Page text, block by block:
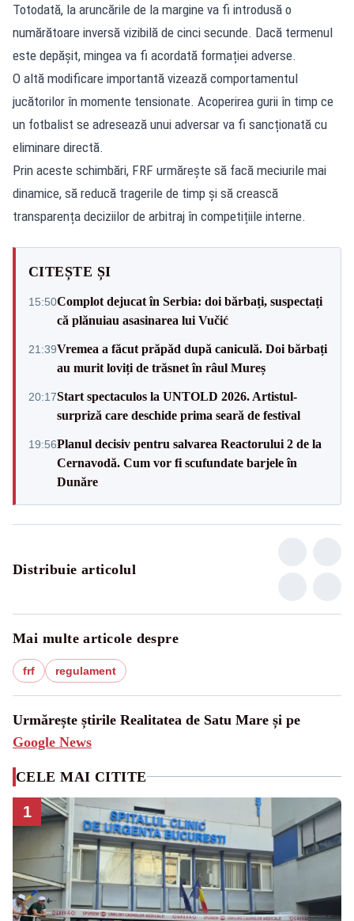
Totodată, la aruncările de la margine va fi introdusă o
numărătoare inversă vizibilă de cinci secunde. Dacă termenul
este depășit, mingea va fi acordată formației adverse.
O altă modificare importantă vizează comportamentul
jucătorilor în momente tensionate. Acoperirea gurii în timp ce
un fotbalist se adresează unui adversar va fi sancționată cu
eliminare directă.
Prin aceste schimbări, FRF urmărește să facă meciurile mai
dinamice, să reducă tragerile de timp și să crească
transparența deciziilor de arbitraj în competițiile interne.
CITEȘTE ȘI
15:50Complot dejucat în Serbia: doi bărbați, suspectați
că plănuiau asasinarea lui Vučić
21:39Vremea a făcut prăpăd după caniculă. Doi bărbați
au murit loviți de trăsnet în râul Mureș
20:17Start spectaculos la UNTOLD 2026. Artistul-
surpriză care deschide prima seară de festival
19:56Planul decisiv pentru salvarea Reactorului 2 de la
Cernavodă. Cum vor fi scufundate barjele în
Dunăre
Distribuie articolul
Mai multe articole despre
frf regulament
Urmărește știrile Realitatea de Satu Mare și pe
Google News
CELE MAI CITITE
1